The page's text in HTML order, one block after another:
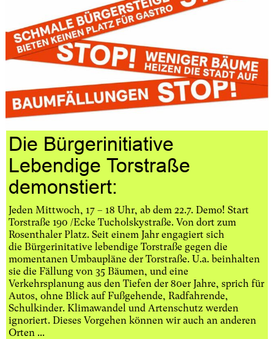
Die Bürgerinitiative
Lebendige Torstraße
demonstiert:
Jeden Mittwoch, 17 – 18 Uhr, ab dem 22.7. Demo! Start
Torstraße 190 /Ecke Tucholskystraße. Von dort zum
Rosenthaler Platz. Seit einem Jahr engagiert sich
die Bürgerinitative lebendige Torstraße gegen die
momentanen Umbaupläne der Torstraße. U.a. beinhalten
sie die Fällung von 35 Bäumen, und eine
Verkehrsplanung aus den Tiefen der 80er Jahre, sprich für
Autos, ohne Blick auf Fußgehende, Radfahrende,
Schulkinder. Klimawandel und Artenschutz werden
ignoriert. Dieses Vorgehen können wir auch an anderen
Orten ...